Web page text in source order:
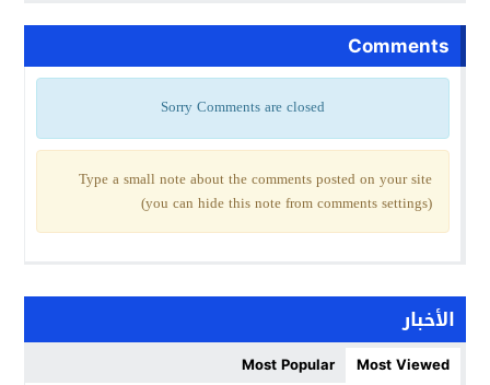
Comments
Sorry Comments are closed
Type a small note about the comments posted on your site
(you can hide this note from comments settings)
الأخبار
Most Viewed
Most Popular